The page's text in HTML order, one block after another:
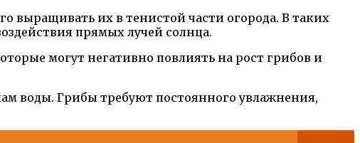
выращивать их в тенистой части огорода. В таких
прямых лучей солнца.
могут негативно повлиять на рост грибов и
воды. Грибы требуют постоянного увлажнения,